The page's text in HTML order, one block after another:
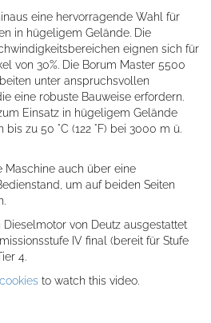
eine hervorragende Wahl für
in hügeligem Gelände. Die
eignen sich für
von 30%. Die Borum Master 5500
unter anspruchsvollen
eine robuste Bauweise erfordern.
Einsatz in hügeligem Gelände
zu 50 °C (122 °F) bei 3000 m ü.
Maschine auch über eine
um auf beiden Seiten
von Deutz ausgestattet
IV final (bereit für Stufe
4.
to watch this video.